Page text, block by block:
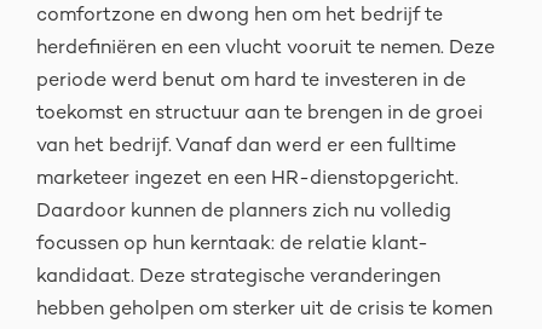
comfortzone en dwong hen om het bedrijf te
herdefiniëren en een vlucht vooruit te nemen. Deze
periode werd benut om hard te investeren in de
toekomst en structuur aan te brengen in de groei
van het bedrijf. Vanaf dan werd er een fulltime
marketeer ingezet en een HR-dienstopgericht.
Daardoor kunnen de planners zich nu volledig
focussen op hun kerntaak: de relatie klant-
kandidaat. Deze strategische veranderingen
hebben geholpen om sterker uit de crisis te komen